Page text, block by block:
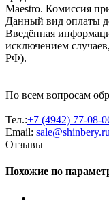
Maestro. Комиссия
Данный вид оплаты
Введённая
исключением
РФ).
По всем вопросам
Тел.:+7 (4942) 77-08-
Email: sale@shinbery.ru
Отзывы
Похожие по